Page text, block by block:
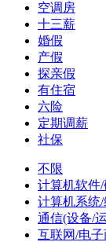
空调房
十三薪
婚假
产假
探亲假
有住宿
六险
定期调薪
社保
不限
计算机软件
计算机系统/
通信(设备/
互联网/电子